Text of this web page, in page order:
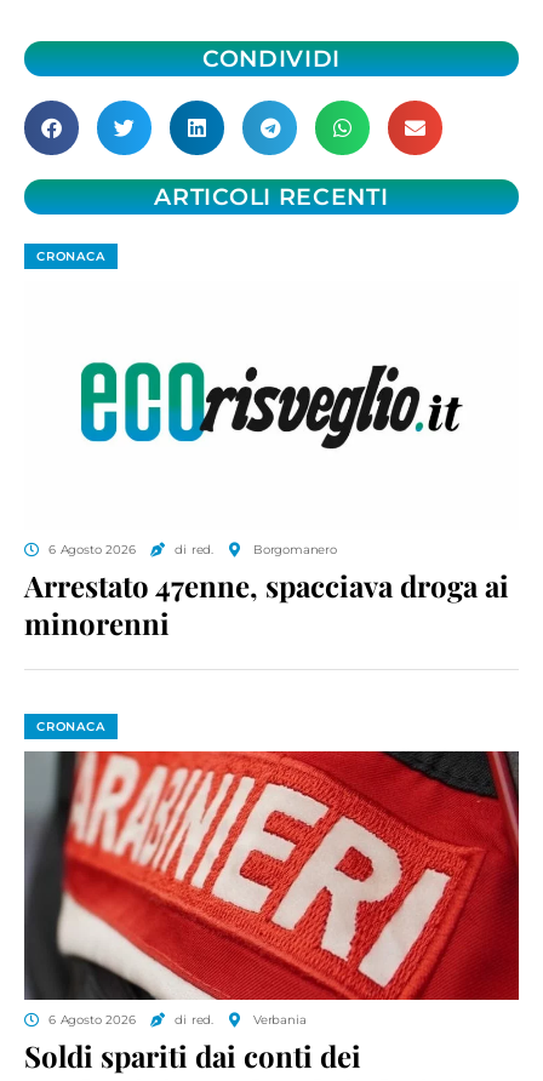
CONDIVIDI
ARTICOLI RECENTI
CRONACA
6 Agosto 2026 di red. Borgomanero
Arrestato 47enne, spacciava droga ai
minorenni
CRONACA
6 Agosto 2026 di red. Verbania
Soldi spariti dai conti dei